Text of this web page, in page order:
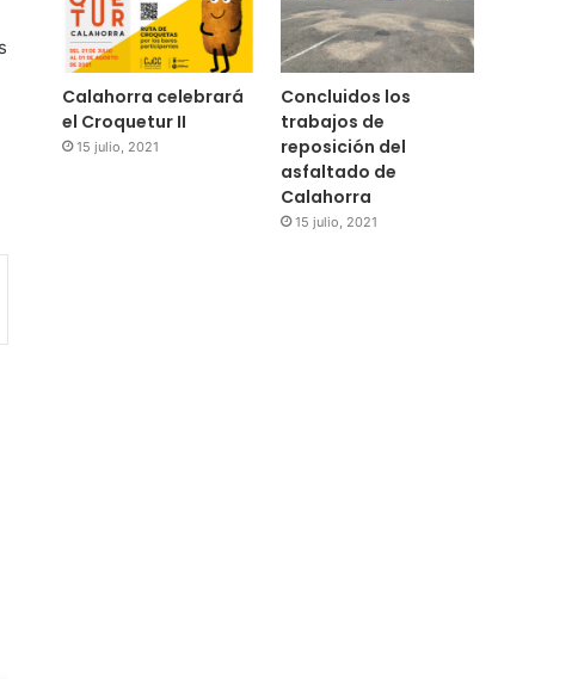
Calahorra celebrará
el Croquetur II
15 julio, 2021
Concluidos los
trabajos de
reposición del
asfaltado de
Calahorra
15 julio, 2021